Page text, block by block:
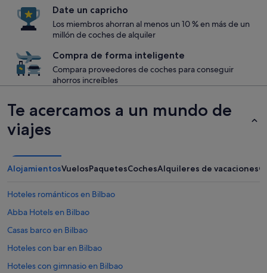
Date un capricho
Los miembros ahorran al menos un 10 % en más de un
millón de coches de alquiler
Compra de forma inteligente
Compara proveedores de coches para conseguir
ahorros increíbles
Te acercamos a un mundo de
viajes
AlojamientosVuelosPaquetesCochesAlquileres de vacaciones
Hoteles románticos en Bilbao
Abba Hotels en Bilbao
Casas barco en Bilbao
Hoteles con bar en Bilbao
Hoteles con gimnasio en Bilbao